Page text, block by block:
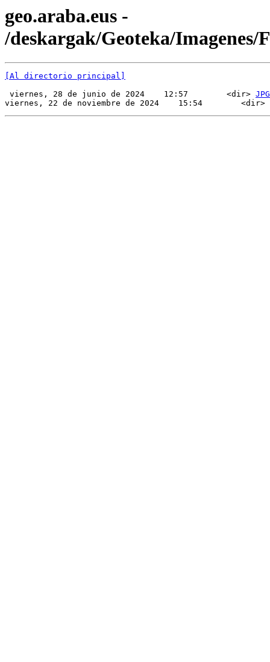
geo.araba.eus -
/deskargak/Geoteka/Imagenes/
[Al directorio principal]
viernes, 28 de junio de 2024    12:57        <dir> JPG
viernes, 22 de noviembre de 2024    15:54        <dir>